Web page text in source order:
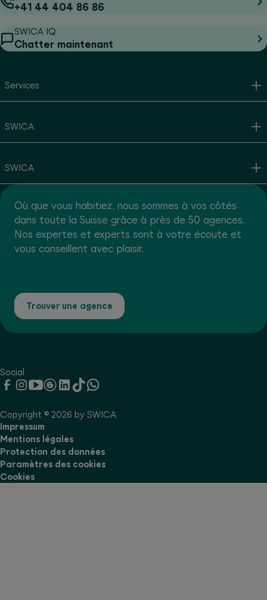
+41 44 404 86 86
SWICA IQ
Chatter maintenant
Services
SWICA
SWICA
Où que vous habitiez, nous sommes à vos côtés
dans toute la Suisse grâce à près de 50 agences.
Nos expertes et experts sont à votre écoute et
vous conseillent avec plaisir.
Trouver une agence
Social
Copyright © 2026 by SWICA
Impressum
Mentions légales
Protection des données
Paramètres des cookies
Cookies